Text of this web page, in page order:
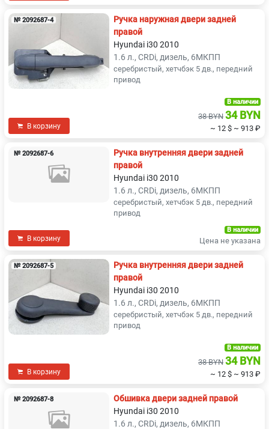
№ 2092687-4
Ручка наружная двери задней
правой
Hyundai i30 2010
1.6 л., CRDi, дизель, 6МКПП
серебристый, хетчбэк 5 дв., передний
привод
В корзину
В наличии
38 BYN 34 BYN
~ 12 $ ~ 913 ₽
№ 2092687-6
Ручка внутренняя двери задней
правой
Hyundai i30 2010
1.6 л., CRDi, дизель, 6МКПП
серебристый, хетчбэк 5 дв., передний
привод
В корзину
В наличии
Цена не указана
№ 2092687-5
Ручка внутренняя двери задней
правой
Hyundai i30 2010
1.6 л., CRDi, дизель, 6МКПП
серебристый, хетчбэк 5 дв., передний
привод
В корзину
В наличии
38 BYN 34 BYN
~ 12 $ ~ 913 ₽
№ 2092687-8
Обшивка двери задней правой
Hyundai i30 2010
1.6 л., CRDi, дизель, 6МКПП